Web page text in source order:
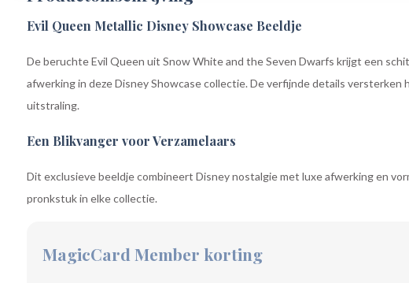
Evil Queen Metallic Disney Showcase Beeldje
De beruchte Evil Queen uit Snow White and the Seven Dwarfs krijgt een
afwerking in deze Disney Showcase collectie. De verfijnde details versterken
uitstraling.
Een Blikvanger voor Verzamelaars
Dit exclusieve beeldje combineert Disney nostalgie met luxe afwerking en
pronkstuk in elke collectie.
MagicCard Member korting